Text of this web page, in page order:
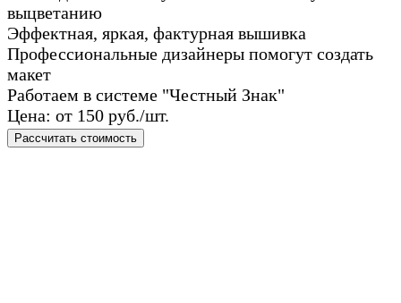
выцветанию
Эффектная, яркая, фактурная вышивка
Профессиональные дизайнеры помогут создать
макет
Работаем в системе "Честный Знак"
Цена: от 150 руб./шт.
Рассчитать стоимость